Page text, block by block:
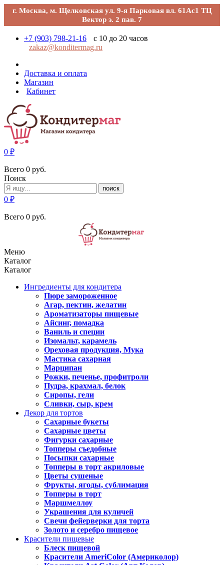
г. Москва, м. Щелковская ул. 9-я Парковая вл. 61Ас1 ТЦ
Вектор э. 2 пав. 7
+7 (903) 798-21-16
с 10 до 20 часов
zakaz@konditermag.ru
Доставка и оплата
Магазин
Кабинет
0 ₽
Всего 0 руб.
Поиск
поиск
0 ₽
Всего 0 руб.
Меню
Каталог
Каталог
Ингредиенты для кондитера
Пюре замороженное
Агар, пектин, желатин
Ароматизаторы пищевые
Айсинг, помадка
Ваниль и специи
Изомальт, карамель
Ореховая продукция, Мука
Мастика сахарная
Марципан
Рожки, печенье, профитроли
Пудра, крахмал, белок
Сиропы, гели
Сливки, сыр, крем
Декор для тортов
Сахарные букеты
Сахарные цветы
Фигурки сахарные
Топперы съедобные
Посыпки сахарные
Топперы в торт акриловые
Цветы сушеные
Фрукты, ягоды, сублимация
Топперы в торт
Маршмеллоу
Украшения для куличей
Свечи фейерверки для торта
Золото и серебро пищевое
Красители пищевые
Блеск пищевой
Красители AmeriColor (Америколор)